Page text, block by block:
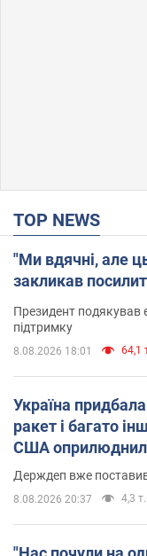
TOP NEWS
"Ми вдячні, але
закликав
Президент подякував
підтримку
8.08.2026 18:01 64,1
Україна
ракет і багато
США
Держдеп вже
8.08.2026 20:37 4,3 т.